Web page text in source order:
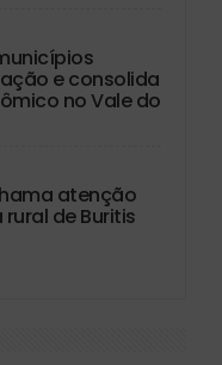
e consolida
no Vale do
atenção
de Buritis